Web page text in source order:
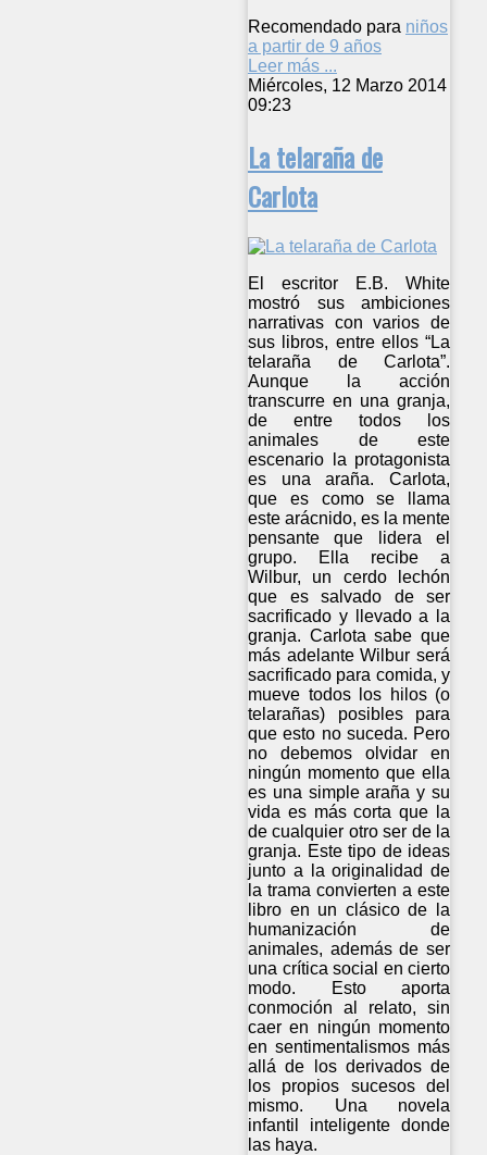
Recomendado para niños
a partir de 9 años
Leer más ...
Miércoles, 12 Marzo 2014
09:23
La telaraña de
Carlota
El escritor E.B. White
mostró sus ambiciones
narrativas con varios de
sus libros, entre ellos “La
telaraña de Carlota”.
Aunque la acción
transcurre en una granja,
de entre todos los
animales de este
escenario la protagonista
es una araña. Carlota,
que es como se llama
este arácnido, es la mente
pensante que lidera el
grupo. Ella recibe a
Wilbur, un cerdo lechón
que es salvado de ser
sacrificado y llevado a la
granja. Carlota sabe que
más adelante Wilbur será
sacrificado para comida, y
mueve todos los hilos (o
telarañas) posibles para
que esto no suceda. Pero
no debemos olvidar en
ningún momento que ella
es una simple araña y su
vida es más corta que la
de cualquier otro ser de la
granja. Este tipo de ideas
junto a la originalidad de
la trama convierten a este
libro en un clásico de la
humanización de
animales, además de ser
una crítica social en cierto
modo. Esto aporta
conmoción al relato, sin
caer en ningún momento
en sentimentalismos más
allá de los derivados de
los propios sucesos del
mismo. Una novela
infantil inteligente donde
las haya.